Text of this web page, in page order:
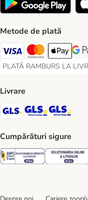
Metode de plată
Visa Payment Method
Master CardApple Pay
PLATĂ RAMBURS LA
PLATĂ RAMBURS LA
Livrare
GLS Shipping Method
GLS Locker
Cumpărături sigure
Security